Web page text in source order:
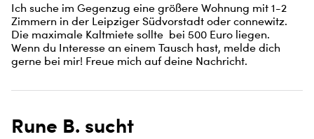
Ich suche im Gegenzug eine größere Wohnung mit 1-2
Zimmern in der Leipziger Südvorstadt oder connewitz.
Die maximale Kaltmiete sollte  bei 500 Euro liegen.
Wenn du Interesse an einem Tausch hast, melde dich
gerne bei mir! Freue mich auf deine Nachricht.
Rune B. sucht